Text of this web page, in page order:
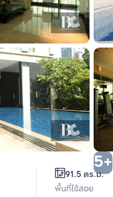
5+
91.5 ตร.ม.
พื้นที่ใช้สอย